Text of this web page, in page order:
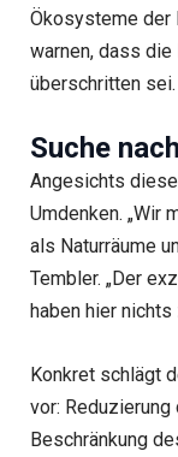
Ökosysteme der
warnen, dass
überschritten sei.
Suche
Angesichts
Umdenken. „Wir
als Naturräume
Tembler. „Der
haben hier nichts
Konkret schlägt
vor:
Beschränkung